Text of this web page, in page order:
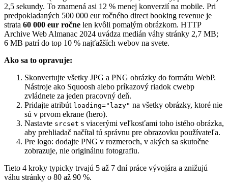
2,5 sekundy. To znamená asi 12 % menej konverzií na mobile. Pri
predpokladaných 500 000 eur ročného direct booking revenue je
strata 60 000 eur ročne len kvôli pomalým obrázkom. HTTP
Archive Web Almanac 2024 uvádza medián váhy stránky 2,7 MB;
6 MB patrí do top 10 % najťažších webov na svete.
Ako sa to opravuje:
Skonvertujte všetky JPG a PNG obrázky do formátu WebP.
Nástroje ako Squoosh alebo príkazový riadok cwebp
zvládnete za jeden pracovný deň.
Pridajte atribút loading="lazy" na všetky obrázky, ktoré nie
sú v prvom ekrane (hero).
Nastavte srcset s viacerými veľkosťami toho istého obrázka,
aby prehliadač načítal tú správnu pre obrazovku používateľa.
Pre logo: dodajte PNG v rozmeroch, v akých sa skutočne
zobrazuje, nie originálnu fotografiu.
Tieto 4 kroky typicky trvajú 5 až 7 dní práce vývojára a znižujú
váhu stránky o 80 až 90 %.